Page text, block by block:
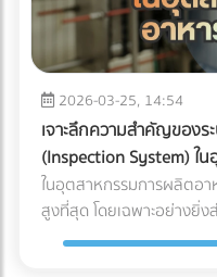
2026-03-25, 14:54
เจาะลึกความสำคัญของ
(Inspection System) ใ
ปราการด่านสุดท้ายสู่ตลา
ในอุตสาหกรรมการผลิตอ
สูงที่สุด โดยเฉพาะอย่างยิ่
ส่งออกสินค้าไปยังตลาดต่